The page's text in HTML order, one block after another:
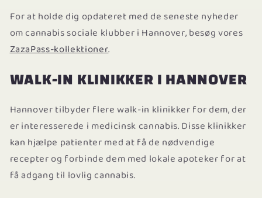
For at holde dig opdateret med de seneste nyheder
om cannabis sociale klubber i Hannover, besøg vores
ZazaPass-kollektioner.
WALK-IN KLINIKKER I HANNOVER
Hannover tilbyder flere walk-in klinikker for dem, der
er interesserede i medicinsk cannabis. Disse klinikker
kan hjælpe patienter med at få de nødvendige
recepter og forbinde dem med lokale apoteker for at
få adgang til lovlig cannabis.